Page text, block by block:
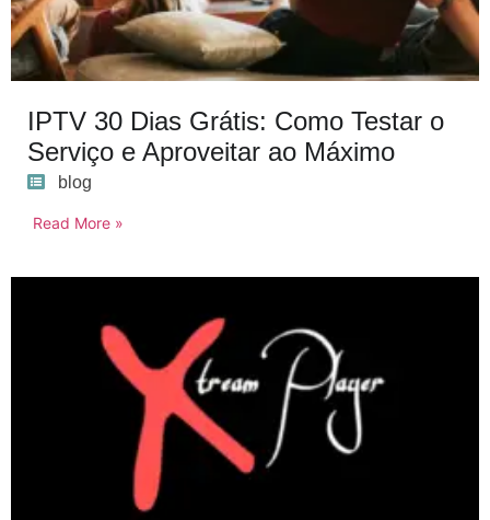
IPTV 30 Dias Grátis: Como Testar o
Serviço e Aproveitar ao Máximo
blog
Read More »